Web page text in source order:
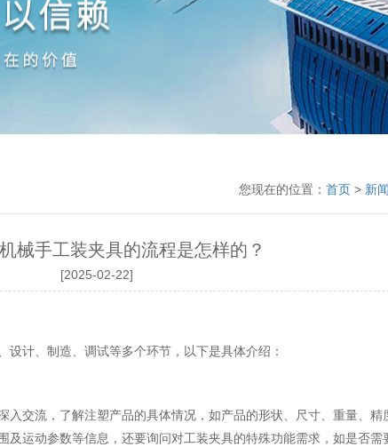
您现在的位置： 首页 > 新
械手工装夹具的流程是怎样的？
[2025-02-22]
计、制造、调试等多个环节，以下是具体介绍：
入交流，了解注塑产品的具体情况，如产品的形状、尺寸、重量、精
及运动参数等信息，还要询问对工装夹具的特殊功能需求，如是否需